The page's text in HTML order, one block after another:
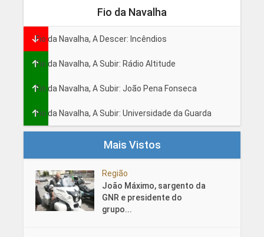
Fio da Navalha
Fio da Navalha, A Descer: Incêndios
Fio da Navalha, A Subir: Rádio Altitude
Fio da Navalha, A Subir: João Pena Fonseca
Fio da Navalha, A Subir: Universidade da Guarda
Mais Vistos
Região
João Máximo, sargento da
GNR e presidente do
grupo...